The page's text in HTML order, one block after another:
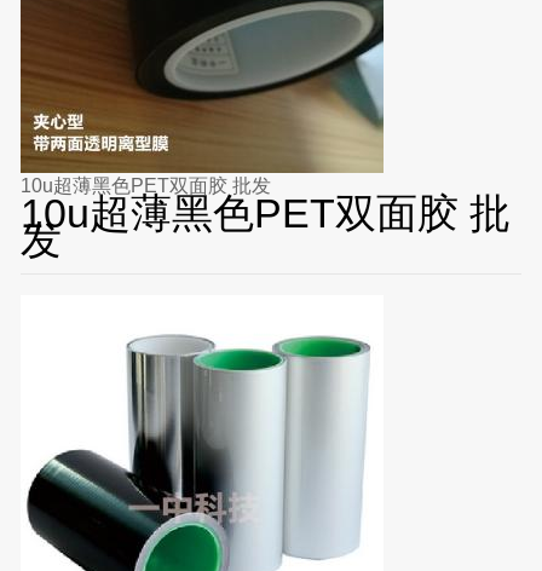
10u超薄黑色PET双面胶 批发
10u超薄黑色PET双面胶 批
发